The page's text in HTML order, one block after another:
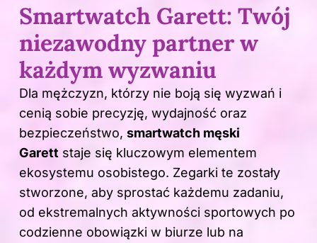
Smartwatch Garett: Twój
niezawodny partner w
każdym wyzwaniu
Dla mężczyzn, którzy nie boją się wyzwań i
cenią sobie precyzję, wydajność oraz
bezpieczeństwo, smartwatch męski
Garett staje się kluczowym elementem
ekosystemu osobistego. Zegarki te zostały
stworzone, aby sprostać każdemu zadaniu,
od ekstremalnych aktywności sportowych po
codzienne obowiązki w biurze lub na